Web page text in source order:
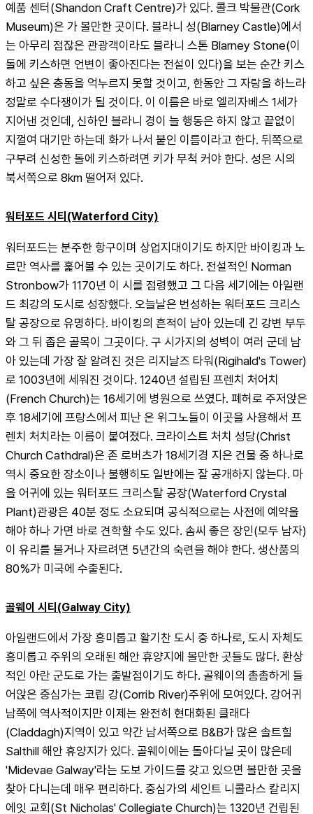
예품 센터(Shandon Craft Centre)가 있다. 콜크 박물관(Cork
Museum)은 가 볼만한 곳이다. 블라니 성(Blarney Castle)에서
는 아무리 점잖은 관광객이라도 블라니 스톤 Blarney Stone(이
돌에 키스하면 언변이 좋아진다는 전설이 있다)을 보는 순간 키스
하고 싶은 충동을 억누르지 못할 것이고, 한동안 그 자랑을 하느라
정말로 수다쟁이가 될 것이다. 이 이름은 바로 엘리자베스 1세가
지어낸 것인데, 신하인 블라니 경이 늘 행동은 하지 않고 끝없이
지껄여 대기만 하는데 화가 나서 붙인 이름이라고 한다. 뒤쪽으로
구부려 신성한 돌에 키스하려면 키가 무척 커야 한다. 성은 시의
북서쪽으로 8km 떨어져 있다.
워터포드 시티(Waterford City)
워터포드는 분주한 항구이며 상업지대이기도 하지만 바이킹과 노
르만 역사를 훑어볼 수 있는 곳이기도 하다. 전설적인 Norman
Stronbow가 1170년 이 시를 점령했고 그 다음 세기에는 아일랜
드 최강의 도시로 성장했다. 오늘날은 번성하는 워터포드 크리스
탈 공장으로 유명하다. 바이킹의 흔적이 남아 있는데 긴 강변 부두
와 그 뒤 좁은 골목이 그곳이다. 구 시가지의 성벽이 여러 군데 남
아 있는데 가장 잘 알려진 것은 리지날즈 타워(Rigihald's Tower)
로 1003년에 세워진 것이다. 1240년 설립된 프렌치 처어치
(French Church)는 16세기에 병원으로 쓰였다. 폐허로 주저앉은
후 18세기에 프랑스에서 피난 온 위그노들이 이곳을 사용해서 프
렌치 처치라는 이름이 붙여졌다. 크라이스트 처치 성당(Christ
Church Cathdral)은 존 로버츠가 18세기경 지은 건물 중 하나로
역시 중요한 장소이나 불행히도 일반에는 잘 공개하지 않는다. 마
을 어귀에 있는 워터포드 크리스탈 공장(Waterford Crystal
Plant)관광은 40분 정도 소요되며 공식적으로는 사전에 예약을
해야 하나 가면 바로 견학할 수도 있다. 솜씨 좋은 장인(모두 남자)
이 유리를 불거나 자르려면 5년간의 숙련을 해야 한다. 생산품의
80%가 미국에 수출된다.
골웨이 시티(Galway City)
아일랜드에서 가장 흥미롭고 활기찬 도시 중 하나로, 도시 자체도
흥미롭고 주위의 오래된 해안 휴양지에 볼만한 곳들도 많다. 환상
적인 아란 군도로 가는 출발점이기도 하다. 골웨이의 촘촘하게 들
어앉은 중심가는 코립 강(Corrib River)주위에 모여있다. 강어귀
남쪽에 역사적이지만 이제는 완전히 현대화된 클래다
(Claddagh)지역이 있고 약간 남서쪽으로 B&B가 많은 솔트힐
Salthill 해안 휴양지가 있다. 골웨이에는 돌아다닐 곳이 많은데
'Midevae Galway'라는 도보 가이드를 갖고 있으면 볼만한 곳을
찾아 다니는데 매우 편리하다. 중심가의 세인트 니콜라스 칼리지
에잇 교회(St Nicholas' Collegiate Church)는 1320년 건립된